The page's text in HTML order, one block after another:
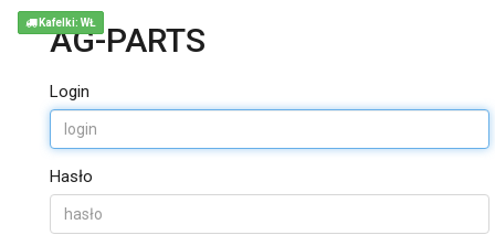
AG-PARTS
Login
Hasło
Kafelki: WŁ